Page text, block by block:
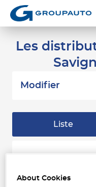
Les
Modifier
Liste
VPAAC)
About Cookies